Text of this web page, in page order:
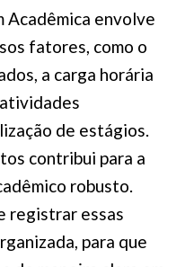
Acadêmica envolve
fatores, como o
a carga horária
de estágios.
contribui para a
robusto.
registrar essas
para que